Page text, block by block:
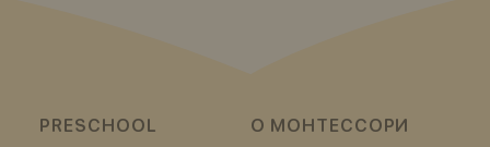
PRESCHOOL О МОНТЕССОРИ